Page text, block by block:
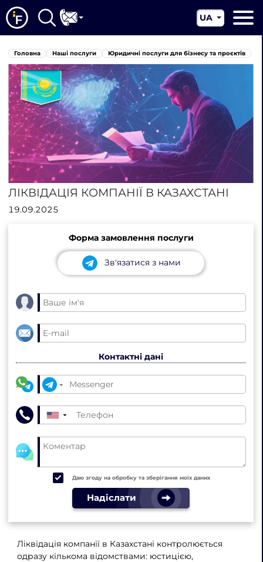
Про нас
Наші послуги
Новини
Юрисдикції
Контакти
UA
EN
CN
Головна Наші послуги Юридичні послуги для бізнесу та проєктів
ЛІКВІДАЦІЯ КОМПАНІЇ В КАЗАХСТАНІ
19.09.2025
Форма замовлення послуги
Зв'язатися з нами
Контактні дані
▼
Даю згоду на обробку та зберігання моїх даних
Надіслати
Ліквідація компанії в Казахстані контролюється
одразу кількома відомствами: юстицією,